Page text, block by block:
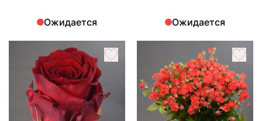
Ожидается Ожидается